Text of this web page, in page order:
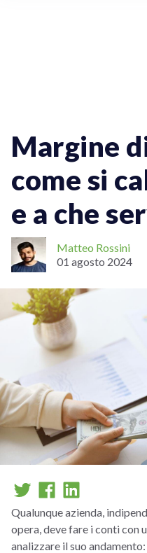
Margine
come si
e a che
Matteo Rossini
01 agosto 2024
Qualunque azienda,
opera, deve fare i conti con
analizzare il suo